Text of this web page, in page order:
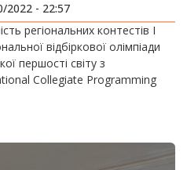
2022 - 22:57
регіональних контестів І
відбіркової олімпіади
першості світу з
Collegiate Programming